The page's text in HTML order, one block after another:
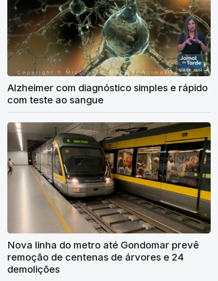
Alzheimer com diagnóstico simples e rápido
com teste ao sangue
Nova linha do metro até Gondomar prevê
remoção de centenas de árvores e 24
demolições